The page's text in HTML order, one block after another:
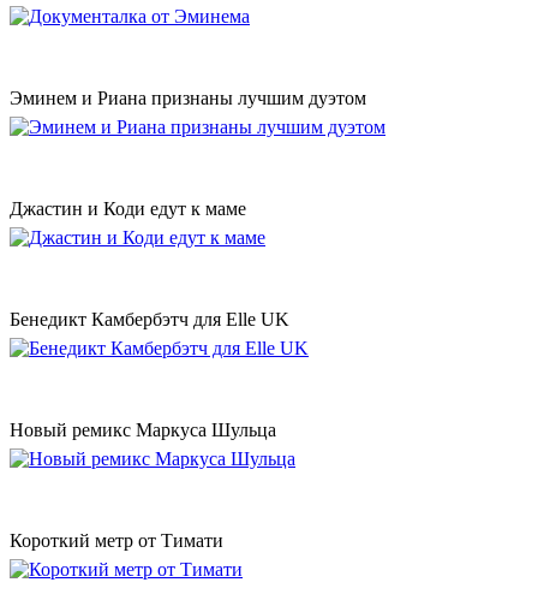
Эминем и Риана признаны лучшим дуэтом
Джастин и Коди едут к маме
Бенедикт Камбербэтч для Elle UK
Новый ремикс Маркуса Шульца
Короткий метр от Тимати